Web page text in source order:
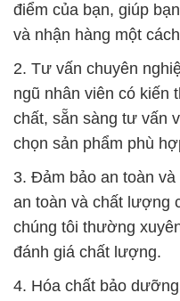
điểm của bạn, giúp
và nhận hàng một
2. Tư vấn chuyên
ngũ nhân viên có kiến
chất, sẵn sàng tư vấn
chọn sản phẩm phù
3. Đảm bảo an toàn
an toàn và chất lượng
chúng tôi thường
đánh giá chất lượng.
4. Hóa chất bảo